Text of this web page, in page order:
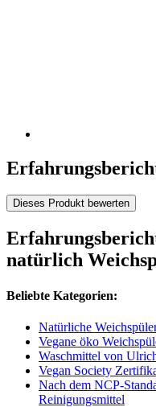
Dieses Produkt bewerten
natürlich
Beliebte Kategorien:
Natürliche
Vegane öko
Waschmittel von
Vegan Society
Nach dem NCP-
Reinigungsmittel